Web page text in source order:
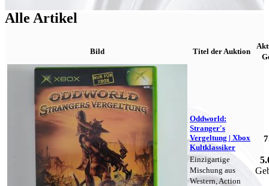
Alle Artikel
Bild Titel der Auktion
Oddworld:
Stranger's
Vergeltung | Xbox
Kultklassiker
Einzigartige
Mischung aus
Western, Action